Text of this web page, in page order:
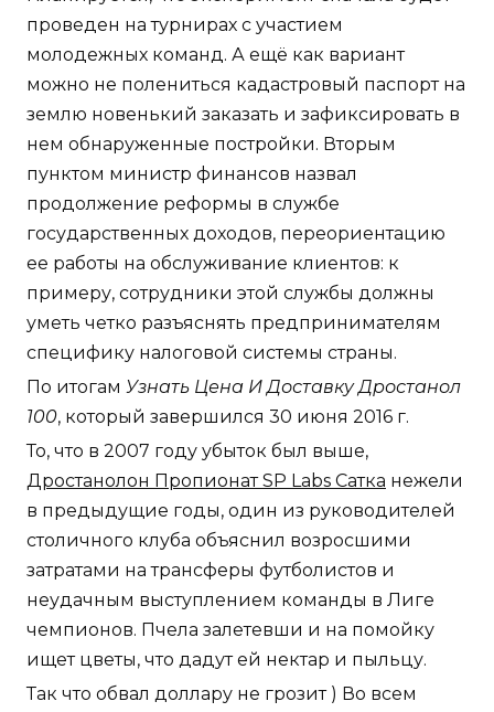
проведен на турнирах с участием
молодежных команд. А ещё как вариант
можно не полениться кадастровый паспорт на
землю новенький заказать и зафиксировать в
нем обнаруженные постройки. Вторым
пунктом министр финансов назвал
продолжение реформы в службе
государственных доходов, переориентацию
ее работы на обслуживание клиентов: к
примеру, сотрудники этой службы должны
уметь четко разъяснять предпринимателям
специфику налоговой системы страны.
По итогам Узнать Цена И Доставку Дростанол
100, который завершился 30 июня 2016 г.
То, что в 2007 году убыток был выше,
Дростанолон Пропионат SP Labs Сатка нежели
в предыдущие годы, один из руководителей
столичного клуба объяснил возросшими
затратами на трансферы футболистов и
неудачным выступлением команды в Лиге
чемпионов. Пчела залетевши и на помойку
ищет цветы, что дадут ей нектар и пыльцу.
Так что обвал доллару не грозит ) Во всем